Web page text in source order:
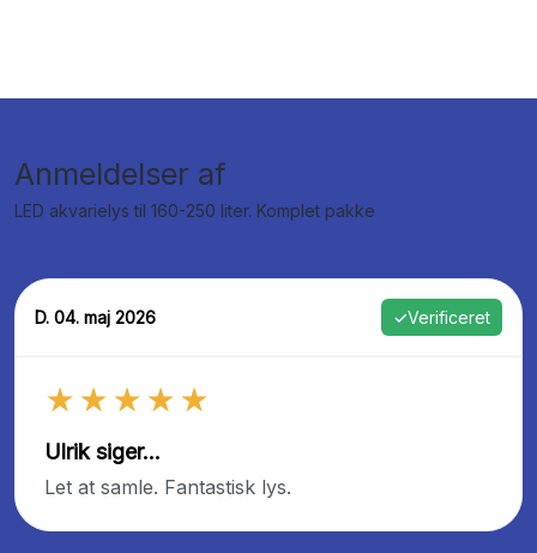
Anmeldelser af
LED akvarielys til 160-250 liter. Komplet pakke
D. 04. maj 2026 ✓Verificeret
★★★★★
Ulrik siger...
Let at samle. Fantastisk lys.